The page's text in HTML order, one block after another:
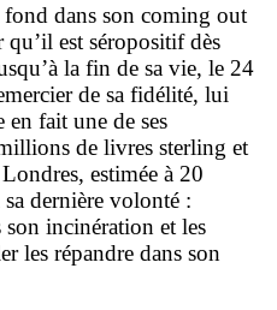
dans son coming out
qu’il est séropositif dès
la fin de sa vie, le 24
de sa fidélité, lui
fait une de ses
de livres sterling et
estimée à 20
dernière volonté :
son incinération et les
les répandre dans son